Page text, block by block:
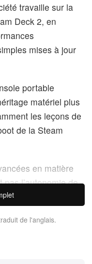
travaille sur la
Deck 2, en
mises à jour
portable
matériel plus
les leçons de
de la Steam
en matière
l’autonomie de
sortie n’est pas
2 bat son plein,
de l'anglais.